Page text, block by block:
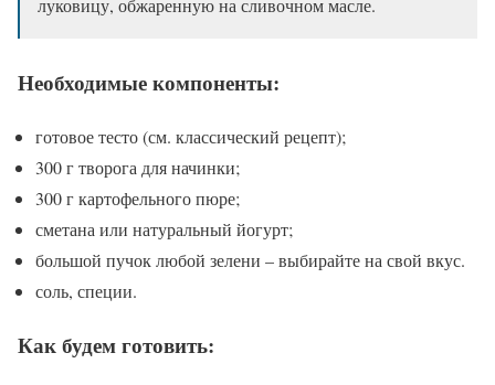
луковицу, обжаренную на сливочном масле.
Необходимые компоненты:
готовое тесто (см. классический рецепт);
300 г творога для начинки;
300 г картофельного пюре;
сметана или натуральный йогурт;
большой пучок любой зелени – выбирайте на свой вкус.
соль, специи.
Как будем готовить: